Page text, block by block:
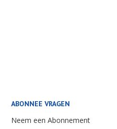
ABONNEE VRAGEN
Neem een Abonnement